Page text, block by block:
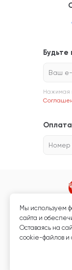
Будьте
Ваш
Нажимая
Номер
Магазин
Любая информация,
Мы используем
сайта и
Оставаясь на
cookie-файлов и